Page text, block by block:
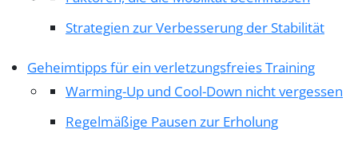
Strategien zur Verbesserung der Stabilität
Geheimtipps für ein verletzungsfreies Training
Warming-Up und Cool-Down nicht vergessen
Regelmäßige Pausen zur Erholung